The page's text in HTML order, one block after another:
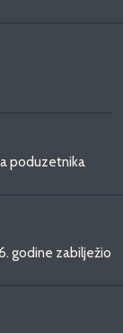
poduzetnika
godine zabilježio